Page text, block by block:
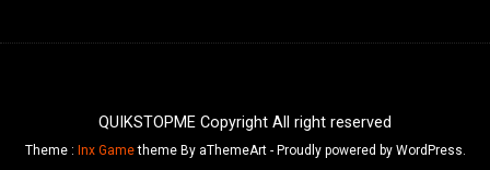
QUIKSTOPME Copyright All right reserved
Theme : Inx Gametheme By aThemeArt - Proudly powered by WordPress.